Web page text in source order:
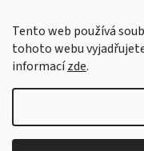
Tento web používá
tohoto webu
informacízde.